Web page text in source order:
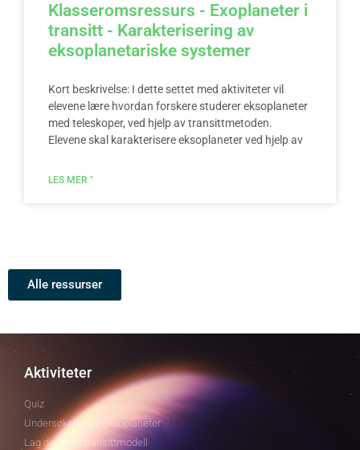
Klasseromsressurs - Exoplaneter i
transitt - Karakterisering av
eksoplanetariske systemer
Kort beskrivelse: I dette settet med aktiviteter vil
elevene lære hvordan forskere studerer eksoplaneter
med teleskoper, ved hjelp av transittmetoden.
Elevene skal karakterisere eksoplaneter ved hjelp av
LES MER "
Alle ressurser
Aktiviteter
Quiz
Undersøkelse av eksoplaneter
Lag din egen transittmodell